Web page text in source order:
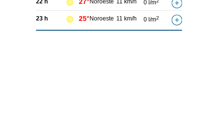
22 h 27° Noroeste 11 km/h 0 l/m
23 h 25° Noroeste 11 km/h 0 l/m2